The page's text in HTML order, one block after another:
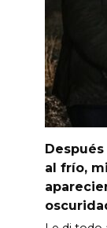
al frío,